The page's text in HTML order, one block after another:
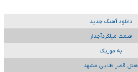
دانلود آهنگ جدید
قیمت میلگردآجدار
به موزیک
هتل قصر طلایی مشهد